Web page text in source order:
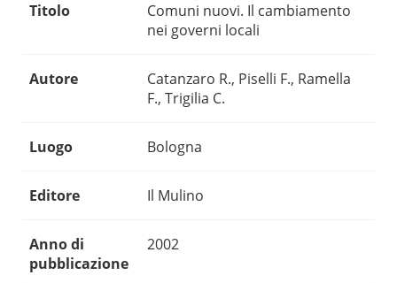
Titolo
Comuni nuovi. Il cambiamento
nei governi locali
Autore
Catanzaro R., Piselli F., Ramella
F., Trigilia C.
Luogo Bologna
Editore Il Mulino
Anno di
pubblicazione
2002